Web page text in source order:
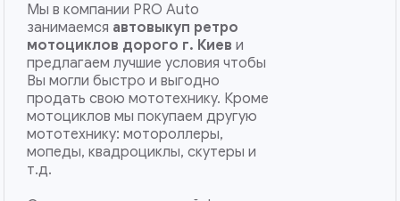
Мы в компании PRO Auto
занимаемся автовыкуп ретро
мотоциклов дорого г. Киев и
предлагаем лучшие условия чтобы
Вы могли быстро и выгодно
продать свою мототехнику. Кроме
мотоциклов мы покупаем другую
мототехнику: мотороллеры,
мопеды, квадроциклы, скутеры и
т.д.